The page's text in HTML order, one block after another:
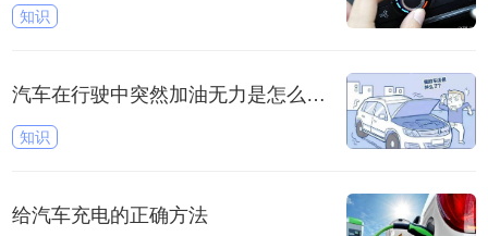
知识
汽车在行驶中突然加油无力是怎么回事
知识
给汽车充电的正确方法